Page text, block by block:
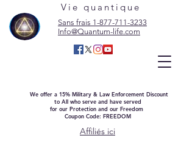
Vie quantique
Sans frais 1-877-711-3233
Info@Quantum-life.com
We offer a 15% Military & Law Enforcement Discount
to All who serve and have served
for our Protection and our Freedom
Coupon Code: FREEDOM
Affiliés ici